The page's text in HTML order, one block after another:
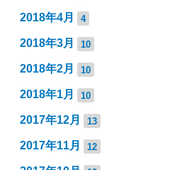
2018年4月 4
2018年3月 10
2018年2月 10
2018年1月 10
2017年12月 13
2017年11月 12